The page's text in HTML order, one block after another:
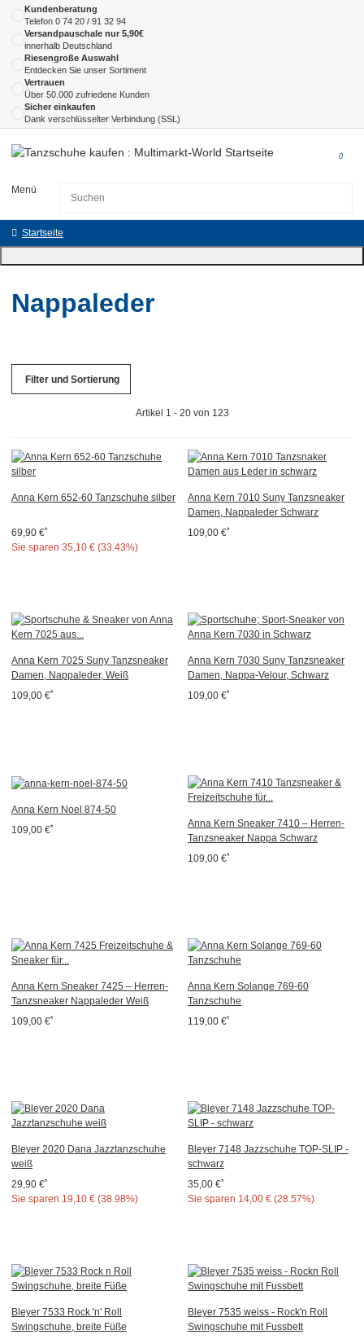
Kundenberatung
Telefon 0 74 20 / 91 32 94
Versandpauschale nur 5,90€
innerhalb Deutschland
Riesengroße Auswahl
Entdecken Sie unser Sortiment
Vertrauen
Über 50.000 zufriedene Kunden
Sicher einkaufen
Dank verschlüsselter Verbindung (SSL)
Menü
0
Startseite
Nappaleder
Filter und Sortierung
Artikel 1 - 20 von 123
Anna Kern 652-60 Tanzschuhe silber
69,90 €*
Sie sparen 35,10 € (33.43%)
Anna Kern 7010 Suny Tanzsneaker
Damen, Nappaleder Schwarz
109,00 €*
Anna Kern 7025 Suny Tanzsneaker
Damen, Nappaleder, Weiß
109,00 €*
Anna Kern 7030 Suny Tanzsneaker
Damen, Nappa-Velour, Schwarz
109,00 €*
Anna Kern Noel 874-50
109,00 €*
Anna Kern Sneaker 7410 – Herren-
Tanzsneaker Nappa Schwarz
109,00 €*
Anna Kern Sneaker 7425 – Herren-
Tanzsneaker Nappaleder Weiß
109,00 €*
Anna Kern Solange 769-60
Tanzschuhe
119,00 €*
Bleyer 2020 Dana Jazztanzschuhe
weiß
29,90 €*
Sie sparen 19,10 € (38.98%)
Bleyer 7148 Jazzschuhe TOP-SLIP -
schwarz
35,00 €*
Sie sparen 14,00 € (28.57%)
Bleyer 7533 Rock 'n' Roll
Swingschuhe, breite Füße
Bleyer 7535 weiss - Rock'n Roll
Swingschuhe mit Fussbett